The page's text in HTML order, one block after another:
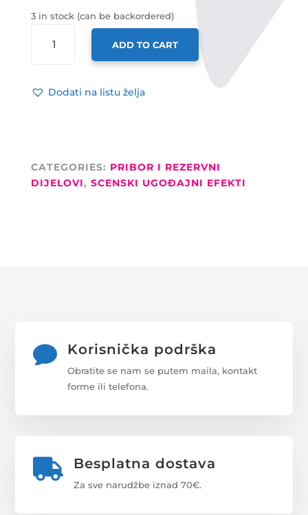
3 in stock (can be backordered)
POWER
S
POPO-
1000S
ADD TO CART
Dodati na listu želja
CATEGORIES: PRIBOR I REZERVNI
DIJELOVI, SCENSKI UGOĐAJNI EFEKTI
 Korisnička podrška
Obratite se nam se putem maila, kontakt
forme ili telefona.
 Besplatna dostava
Za sve narudžbe iznad 70€.